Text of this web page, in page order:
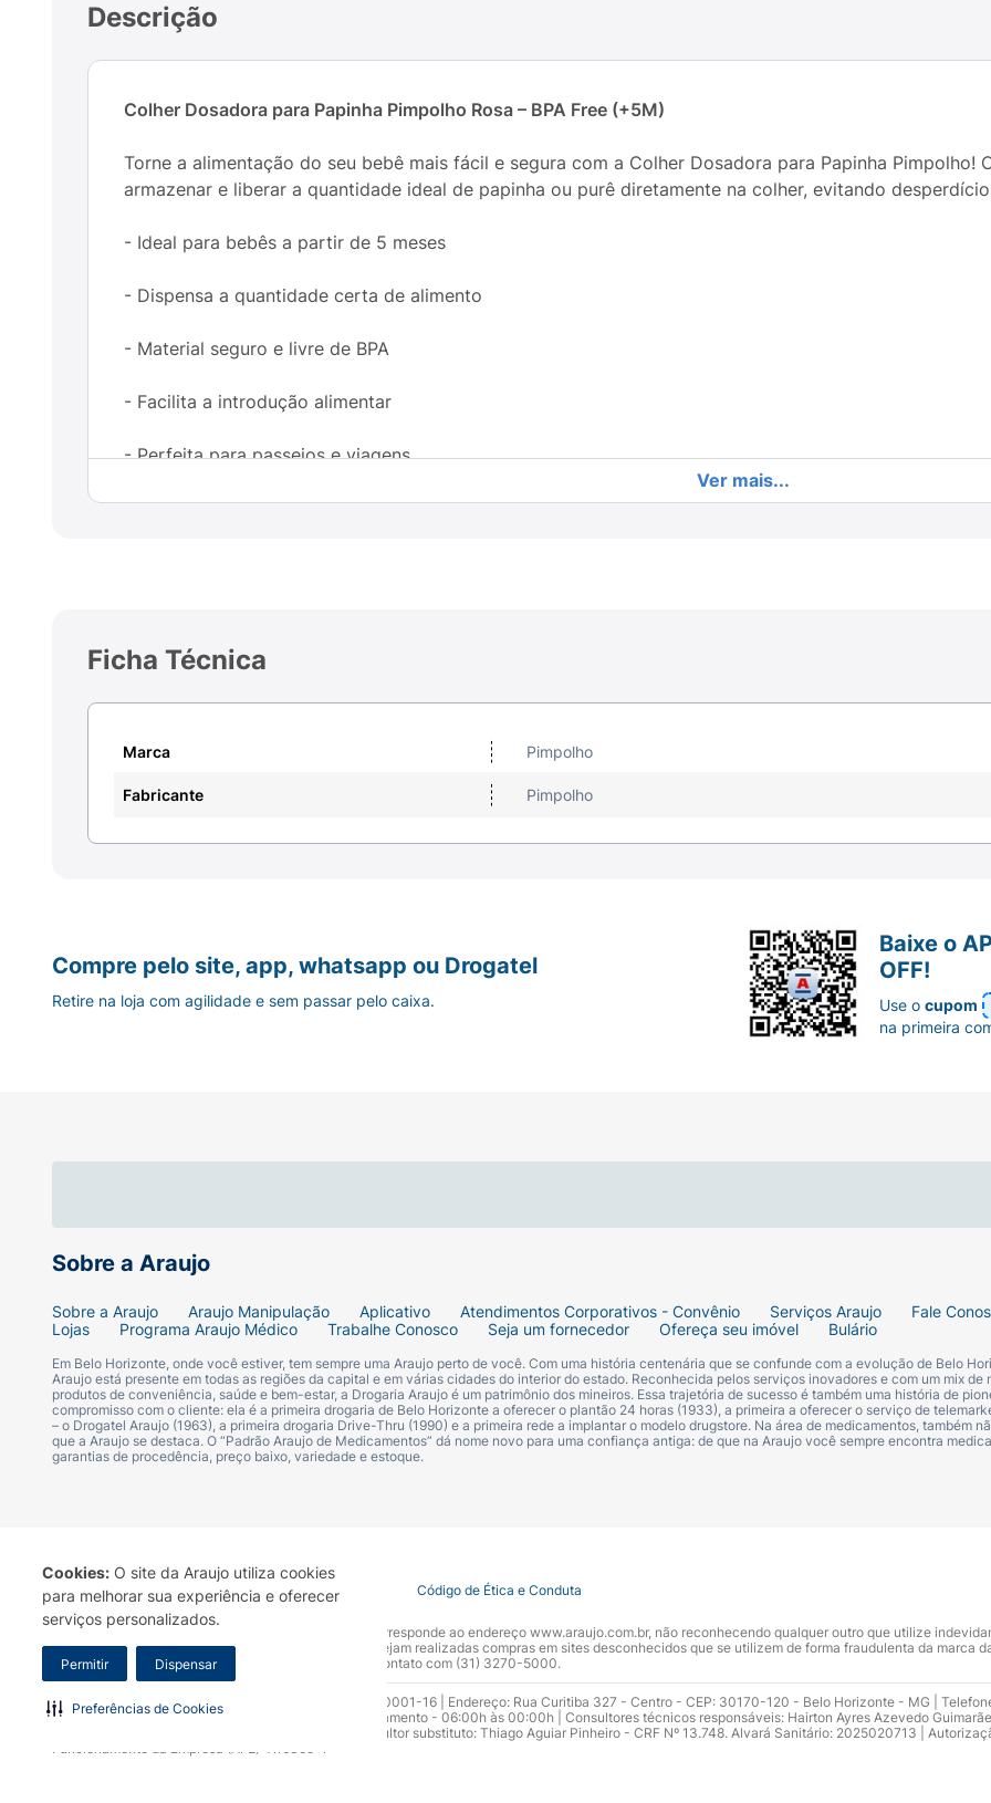
Cookies: O site da Araujo utiliza cookies
para melhorar sua experiência e oferecer
serviços personalizados.
Permitir Dispensar
Preferências de Cookies
Descrição
Colher Dosadora para Papinha Pimpolho Rosa – BPA Free (+5M)
Torne a alimentação do seu bebê mais fácil e segura com a Colher Dosadora para Papinha Pimpolho!
armazenar e liberar a quantidade ideal de papinha ou purê diretamente na colher, evitando
- Ideal para bebês a partir de 5 meses
- Dispensa a quantidade certa de alimento
- Material seguro e livre de BPA
- Facilita a introdução alimentar
- Perfeita para passeios e viagens
Com um design ergonômico e macio, essa colher dosadora é confortável para o bebê e prática para
Ver mais...
Ficha Técnica
Marca Pimpolho
Fabricante Pimpolho
Sobre a Araujo
Sobre a Araujo Araujo Manipulação Aplicativo Atendimentos Corporativos - Convênio Serviços Araujo
Fale
Lojas
Programa Araujo Médico Trabalhe Conosco Seja um fornecedor Ofereça seu imóvel Bulário
Em Belo Horizonte, onde você estiver, tem sempre uma Araujo perto de você. Com uma história centenária que se confunde com a evolução de Belo
Araujo está presente em todas as regiões da capital e em várias cidades do interior do estado. Reconhecida pelos serviços inovadores e com um mix de
produtos de conveniência, saúde e bem-estar, a Drogaria Araujo é um patrimônio dos mineiros. Essa trajetória de sucesso é também uma história de
compromisso com o cliente: ela é a primeira drogaria de Belo Horizonte a oferecer o plantão 24 horas (1933), a primeira a oferecer o serviço de
– o Drogatel Araujo (1963), a primeira drogaria Drive-Thru (1990) e a primeira rede a implantar o modelo drugstore. Na área de medicamentos, também
que a Araujo se destaca. O “Padrão Araujo de Medicamentos” dá nome novo para uma confiança antiga: de que na Araujo você sempre encontra
garantias de procedência, preço baixo, variedade e estoque.
Compre pelo site, app, whatsapp ou Drogatel
Retire na loja com agilidade e sem passar pelo caixa.
Baixe o
OFF!
Use ocupom
na primeira
Termo de Uso Portal da Privacidade Covid-19 Código de Ética e Conduta
A Drogaria Araujo S/A informa que o seu site oficial corresponde ao endereço www.araujo.com.br, não reconhecendo qualquer outro que utilize
marca. Para sua segurança recomendamos que não sejam realizadas compras em sites desconhecidos que se utilizem de forma fraudulenta da marca
Araujo S.A. Em caso de dúvidas, gentileza entrar em contato com (31) 3270-5000.
Razão Social: Drogaria Araujo S.A | CNPJ: 17.256.512.0001-16 | Endereço: Rua Curitiba 327 - Centro - CEP: 30170-120 - Belo Horizonte - MG |
0300.313.1010 e (31) 3270-5000 Horário de funcionamento - 06:00h às 00:00h | Consultores técnicos responsáveis: Hairton Ayres Azevedo
10.965 | Yasmin Silva Alvarenga – CRF 52.584 - Consultor substituto: Thiago Aguiar Pinheiro - CRF Nº 13.748. Alvará Sanitário: 2025020713 |
Funcionamento da Empresa (AFE): 7.16355-1